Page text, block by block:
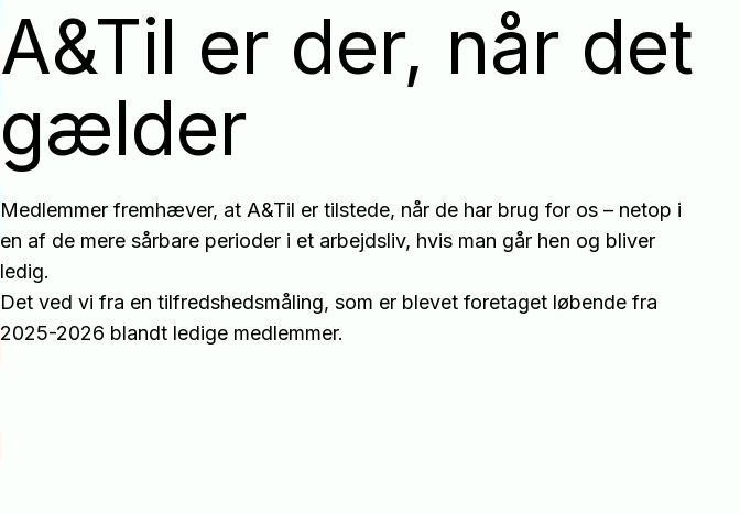
A&Til er der, når det
gælder
Medlemmer fremhæver, at A&Til er tilstede, når de har brug for os – netop i
en af de mere sårbare perioder i et arbejdsliv, hvis man går hen og bliver
ledig.
Det ved vi fra en tilfredshedsmåling, som er blevet foretaget løbende fra
2025-2026 blandt ledige medlemmer.